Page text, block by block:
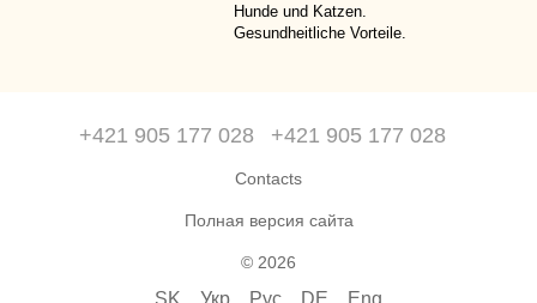
Hunde und Katzen.
Gesundheitliche Vorteile.
+421 905 177 028 +421 905 177 028
Contacts
Полная версия сайта
© 2026
SK Укр Рус DE Eng